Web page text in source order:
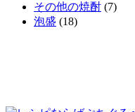
その他の焼酎 (7)
泡盛 (18)